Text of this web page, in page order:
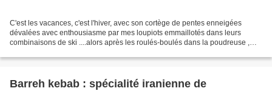
C'est les vacances, c'est l'hiver, avec son cortège de pentes enneigées
dévalées avec enthousiasme par mes loupiots emmaillotés dans leurs
combinaisons de ski ....alors après les roulés-boulés dans la poudreuse ,
Barreh kebab : spécialité iranienne de